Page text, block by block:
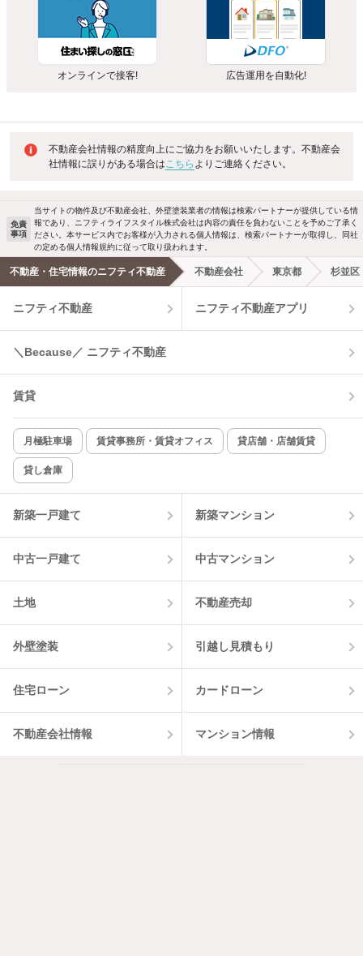
オンラインで接客! 広告運用を自動化!
不動産会社情報の精度向上にご協力をお願いいたします。不動産会
社情報に誤りがある場合はこちら よりご連絡ください。
免責
事項
当サイトの物件及び不動産会社、外壁塗装業者の情報は検索パートナーが提供している情
報であり、ニフティライフスタイル株式会社は内容の責任を負わないことを予めご了承く
ださい。本サービス内でお客様が入力される個人情報は、検索パートナーが取得し、同社
の定める個人情報規約に従って取り扱われます。
不動産・住宅情報のニフティ不動産 不動産会社 東京都 杉並区
ニフティ不動産 ニフティ不動産アプリ
＼Because／ ニフティ不動産
賃貸
月極駐車場 賃貸事務所・賃貸オフィス 貸店舗・店舗賃貸
貸し倉庫
新築一戸建て 新築マンション
中古一戸建て 中古マンション
土地 不動産売却
外壁塗装 引越し見積もり
住宅ローン カードローン
不動産会社情報 マンション情報